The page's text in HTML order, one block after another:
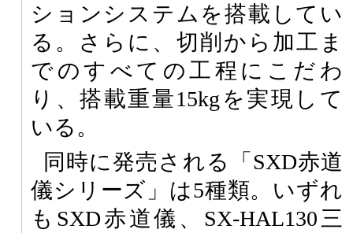
ションシステムを搭載してい
る。さらに、切削から加工ま
でのすべての工程にこだわ
り、搭載重量15kgを実現して
いる。
同時に発売される「SXD赤道
儀シリーズ」は5種類。いずれ
もSXD赤道儀、SX-HAL130三